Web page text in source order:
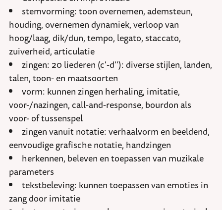
stemvorming: toon overnemen, ademsteun,
houding, overnemen dynamiek, verloop van
hoog/laag, dik/dun, tempo, legato, staccato,
zuiverheid, articulatie
zingen: 20 liederen (c'-d''): diverse stijlen, landen,
talen, toon- en maatsoorten
vorm: kunnen zingen herhaling, imitatie,
voor-/nazingen, call-and-response, bourdon als
voor- of tussenspel
zingen vanuit notatie: verhaalvorm en beeldend,
eenvoudige grafische notatie, handzingen
herkennen, beleven en toepassen van muzikale
parameters
tekstbeleving: kunnen toepassen van emoties in
zang door imitatie